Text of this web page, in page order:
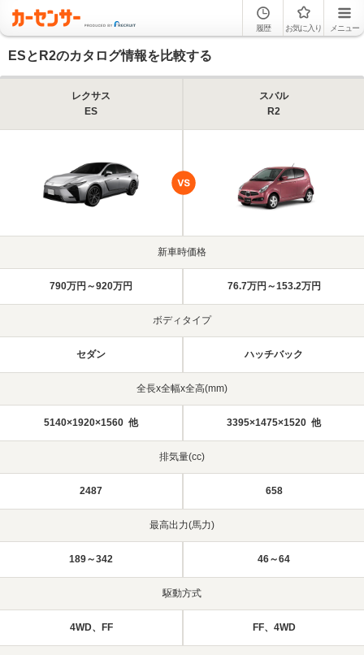
履歴 お気に入り メニュー
ESとR2のカタログ情報を比較する
レクサス
ES
スバル
R2
新車時価格
790万円～920万円 76.7万円～153.2万円
ボディタイプ
セダン ハッチバック
全長x全幅x全高(mm)
5140×1920×1560 他 3395×1475×1520 他
排気量(cc)
2487 658
最高出力(馬力)
189～342 46～64
駆動方式
4WD、FF FF、4WD